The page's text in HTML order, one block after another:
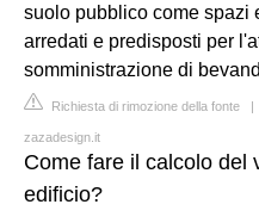
suolo pubblico come spazi
arredati e predisposti per
somministrazione di
Richiesta di rimozione della fonte |
zazadesign.it
Come fare il calcolo del
edificio?